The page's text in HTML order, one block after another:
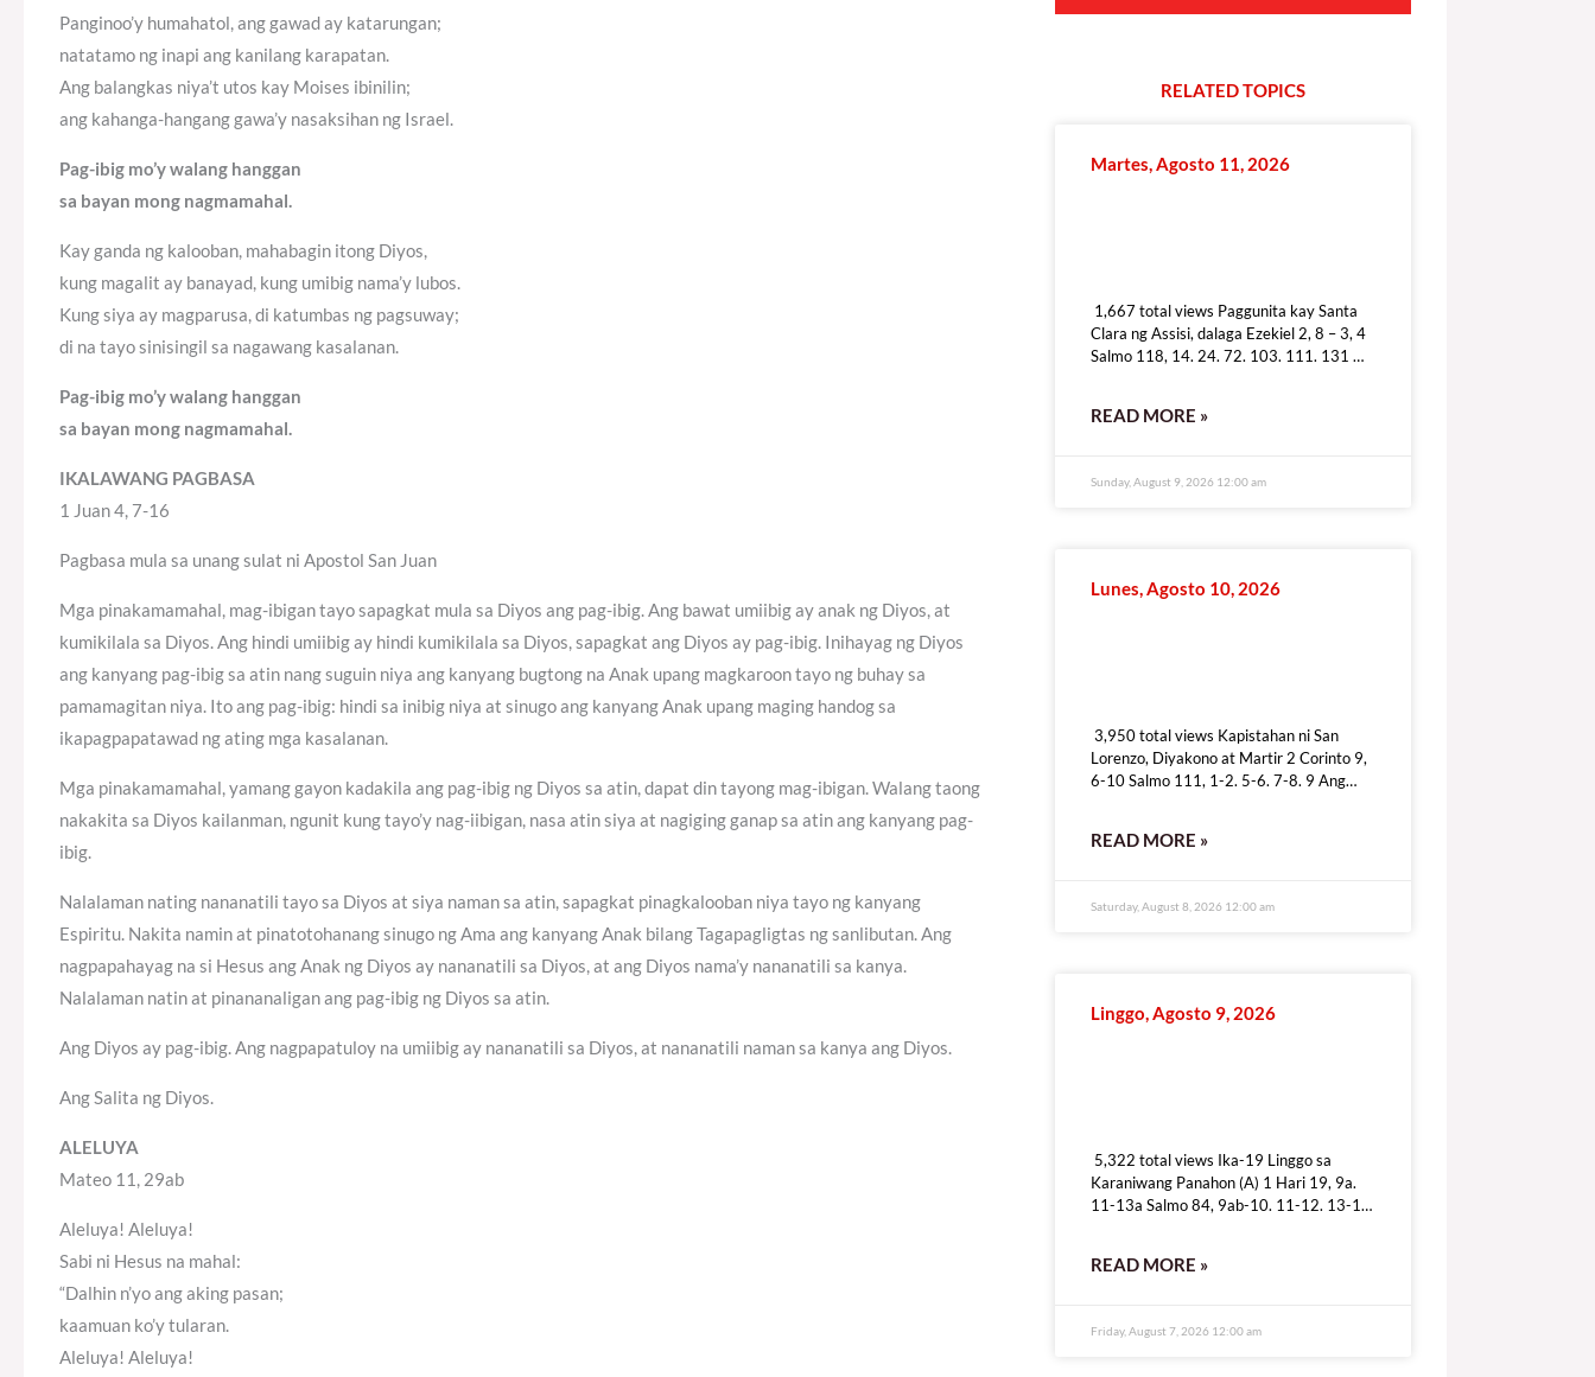
Panginoo’y humahatol, ang gawad ay katarungan;
natatamo ng inapi ang kanilang karapatan.
Ang balangkas niya’t utos kay Moises ibinilin;
ang kahanga-hangang gawa’y nasaksihan ng Israel.
Pag-ibig mo’y walang hanggan
sa bayan mong nagmamahal.
Kay ganda ng kalooban, mahabagin itong Diyos,
kung magalit ay banayad, kung umibig nama’y lubos.
Kung siya ay magparusa, di katumbas ng pagsuway;
di na tayo sinisingil sa nagawang kasalanan.
Pag-ibig mo’y walang hanggan
sa bayan mong nagmamahal.
IKALAWANG PAGBASA
1 Juan 4, 7-16
Pagbasa mula sa unang sulat ni Apostol San Juan
Mga pinakamamahal, mag-ibigan tayo sapagkat mula sa Diyos ang pag-ibig. Ang bawat umiibig ay anak ng Diyos, at
kumikilala sa Diyos. Ang hindi umiibig ay hindi kumikilala sa Diyos, sapagkat ang Diyos ay pag-ibig. Inihayag ng Diyos
ang kanyang pag-ibig sa atin nang suguin niya ang kanyang bugtong na Anak upang magkaroon tayo ng buhay sa
pamamagitan niya. Ito ang pag-ibig: hindi sa inibig niya at sinugo ang kanyang Anak upang maging handog sa
ikapagpapatawad ng ating mga kasalanan.
Mga pinakamamahal, yamang gayon kadakila ang pag-ibig ng Diyos sa atin, dapat din tayong mag-ibigan. Walang taong
nakakita sa Diyos kailanman, ngunit kung tayo’y nag-iibigan, nasa atin siya at nagiging ganap sa atin ang kanyang pag-
ibig.
Nalalaman nating nananatili tayo sa Diyos at siya naman sa atin, sapagkat pinagkalooban niya tayo ng kanyang
Espiritu. Nakita namin at pinatotohanang sinugo ng Ama ang kanyang Anak bilang Tagapagligtas ng sanlibutan. Ang
nagpapahayag na si Hesus ang Anak ng Diyos ay nananatili sa Diyos, at ang Diyos nama’y nananatili sa kanya.
Nalalaman natin at pinananaligan ang pag-ibig ng Diyos sa atin.
Ang Diyos ay pag-ibig. Ang nagpapatuloy na umiibig ay nananatili sa Diyos, at nananatili naman sa kanya ang Diyos.
Ang Salita ng Diyos.
ALELUYA
Mateo 11, 29ab
Aleluya! Aleluya!
Sabi ni Hesus na mahal:
“Dalhin n’yo ang aking pasan;
kaamuan ko’y tularan.
Aleluya! Aleluya!
RELATEDTOPICS
Martes, Agosto 11, 2026
1,667 total views Paggunita kay Santa
Clara ng Assisi, dalaga Ezekiel 2, 8 – 3, 4
Salmo 118, 14. 24. 72. 103. 111. 131 O
READ MORE »
Sunday, August 9, 2026 12:00 am
Lunes, Agosto 10, 2026
3,950 total views Kapistahan ni San
Lorenzo, Diyakono at Martir 2 Corinto 9,
6-10 Salmo 111, 1-2. 5-6. 7-8. 9 Ang
READ MORE »
Saturday, August 8, 2026 12:00 am
Linggo, Agosto 9, 2026
5,322 total views Ika-19 Linggo sa
Karaniwang Panahon (A) 1 Hari 19, 9a.
11-13a Salmo 84, 9ab-10. 11-12. 13-14
READ MORE »
Friday, August 7, 2026 12:00 am